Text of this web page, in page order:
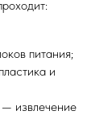
питания;
и
— извлечение